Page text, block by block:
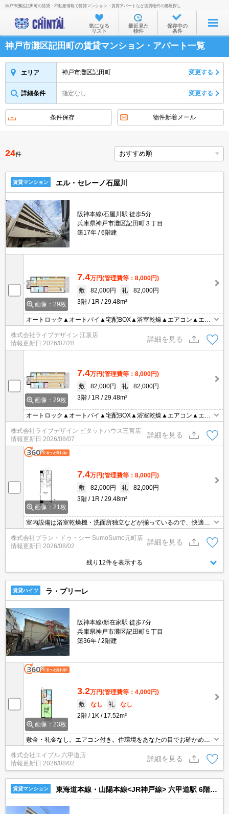
お部屋を探す
沿線・駅から
住所から
家賃相場から
物件特集から
不動産会社から
TOP
神戸市灘区記田町の賃貸・不動産情報で賃貸マンション・賃貸アパートなど賃貸物件の部屋探し
気になる
リスト
最近見た
物件
保存中の
条件
神戸市灘区記田町の賃貸マンション・アパート一覧
エリア 神戸市灘区記田町 変更する
詳細条件 指定なし 変更する
条件保存 物件新着メール
24件
賃貸マンション エル・セレーノ石屋川
阪神本線/石屋川駅 徒歩5分
兵庫県神戸市灘区記田町３丁目
築17年
6階建
画像：29枚
7.4万円(管理費等：8,000円)
敷
82,000円 礼
82,000円
3階
1R 29.48m²
オートロック▲オートバイ▲宅配BOX▲浴室乾燥▲エアコン▲エレ
ベーター！
株式会社ライブデザイン 江坂店
情報更新日 2026/07/28
詳細を見る
画像：29枚
7.4万円(管理費等：8,000円)
敷
82,000円 礼
82,000円
3階
1R 29.48m²
オートロック▲オートバイ▲宅配BOX▲浴室乾燥▲エアコン▲エレ
ベーター！
株式会社ライブデザイン ピタットハウス三宮店
情報更新日 2026/08/07
詳細を見る
画像：21枚
7.4万円(管理費等：8,000円)
敷
82,000円 礼
82,000円
3階
1R 29.48m²
室内設備は浴室乾燥機・洗面所独立などが揃っているので、快適に
クスなど豊富なので、広々と空間を利用することも可能です。共用
部には宅配ボックスが備え付けられているため、急なお出かけや不
株式会社プラン・ドゥ・シー SumoSumo元町店
情報更新日 2026/08/02
詳細を見る
残り12件を表示する
賃貸ハイツ ラ・プリーレ
阪神本線/新在家駅 徒歩7分
兵庫県神戸市灘区記田町５丁目
築36年
2階建
画像：23枚
3.2万円(管理費等：4,000円)
敷
なし 礼
なし
2階
1K 17.52m²
敷金・礼金なし。エアコン付き。住環境をあなたの目でお確かめく
ださい。宅配ボックスあり。癒しの空間!和室が落着きます。室内洗
濯機置場。最上階の角部屋が空きました。TVインターホン付き。軽
量鉄骨造。
株式会社エイブル 六甲道店
情報更新日 2026/08/02
詳細を見る
賃貸マンション 東海道本線・山陽本線<JR神戸線> 六甲道駅 6階建 築17年